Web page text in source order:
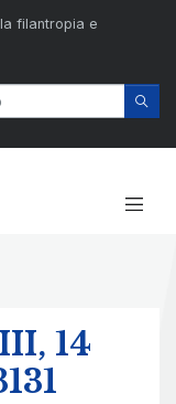
filantropia e
14